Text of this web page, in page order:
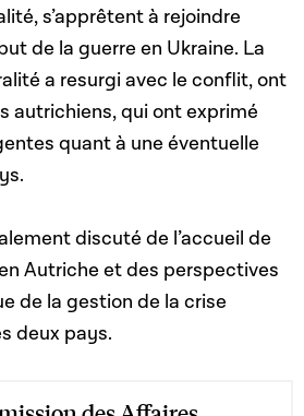
s’apprêtent à rejoindre
de la guerre en Ukraine. La
a resurgi avec le conflit, ont
autrichiens, qui ont exprimé
quant à une éventuelle
discuté de l’accueil de
Autriche et des perspectives
de la gestion de la crise
deux pays.